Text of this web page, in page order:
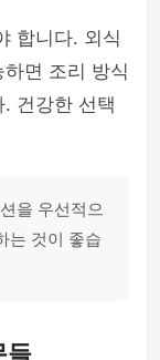
합니다. 외식
면 조리 방식
건강한 선택
을 우선적으
는 것이 좋습
들